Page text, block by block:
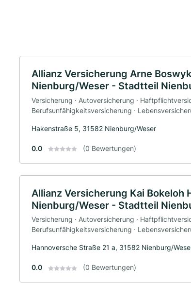
Allianz Versicherung Arne
Nienburg/Weser - Stadtteil
Versicherung · Autoversicherung ·
Berufsunfähigkeitsversicherung ·
Hakenstraße 5, 31582 Nienburg/Weser
0.0 (0 Bewertungen)
Allianz Versicherung Kai
Nienburg/Weser - Stadtteil
Versicherung · Autoversicherung ·
Berufsunfähigkeitsversicherung ·
Hannoversche Straße 21 a, 31582 Nienburg/
0.0 (0 Bewertungen)